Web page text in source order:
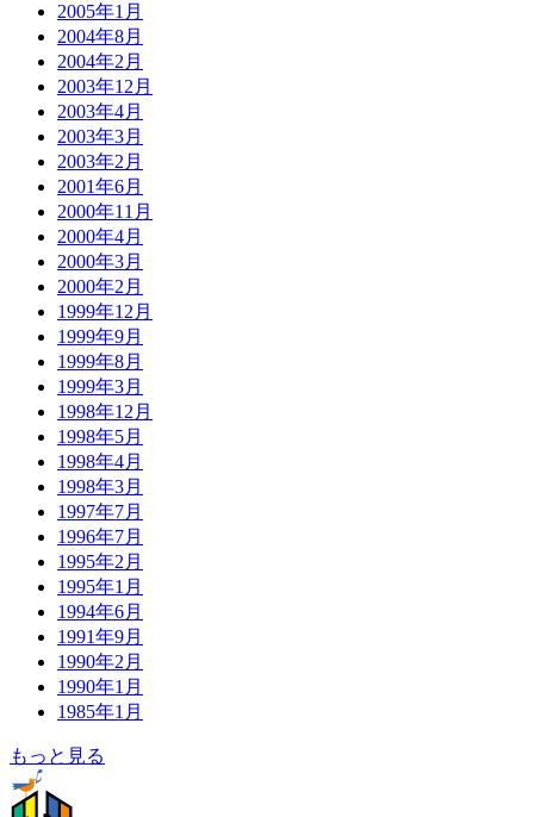
2005年1月
2004年8月
2004年2月
2003年12月
2003年4月
2003年3月
2003年2月
2001年6月
2000年11月
2000年4月
2000年3月
2000年2月
1999年12月
1999年9月
1999年8月
1999年3月
1998年12月
1998年5月
1998年4月
1998年3月
1997年7月
1996年7月
1995年2月
1995年1月
1994年6月
1991年9月
1990年2月
1990年1月
1985年1月
もっと見る